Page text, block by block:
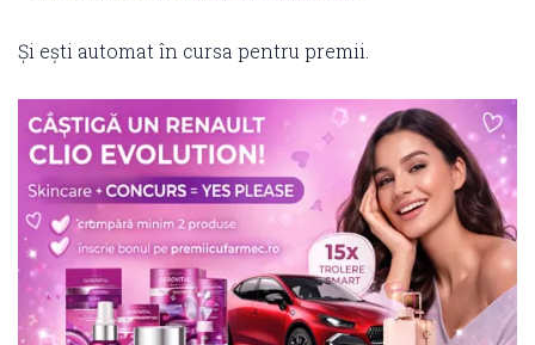
Și ești automat în cursa pentru premii.